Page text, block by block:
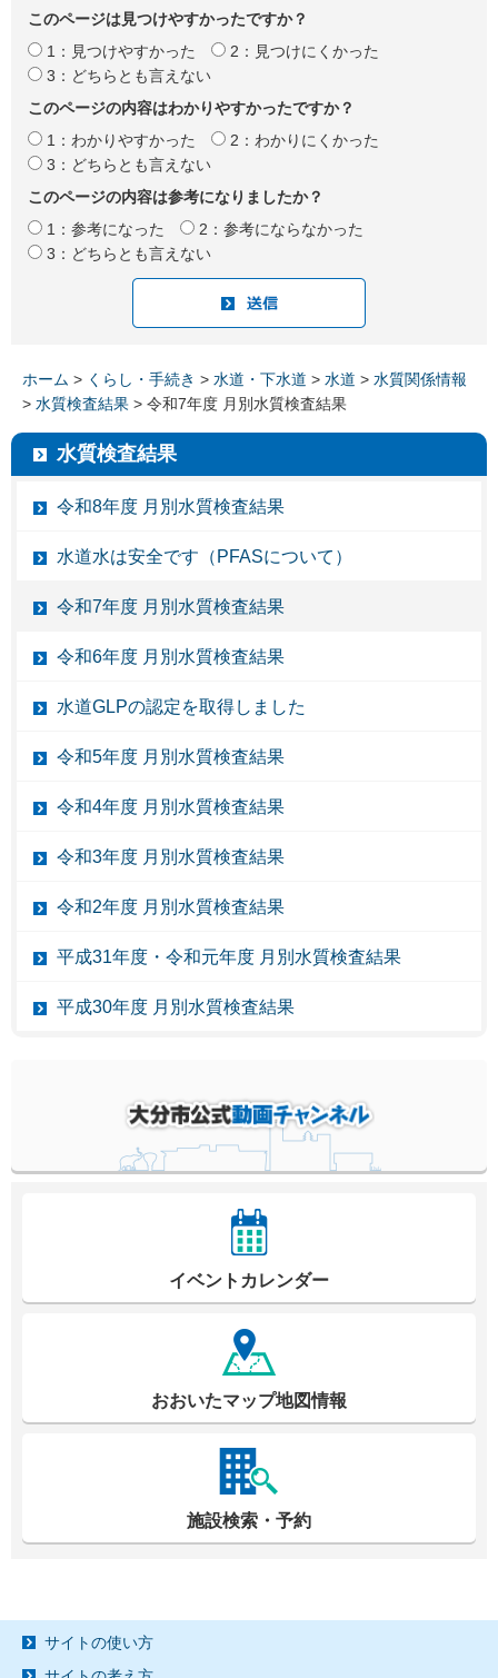
このページは見つけやすかったですか？
1：見つけやすかった
2：見つけにくかった
3：どちらとも言えない
このページの内容はわかりやすかったですか？
1：わかりやすかった
2：わかりにくかった
3：どちらとも言えない
このページの内容は参考になりましたか？
1：参考になった
2：参考にならなかった
3：どちらとも言えない
ホーム > くらし・手続き > 水道・下水道 > 水道 > 水質関係情報
> 水質検査結果 > 令和7年度 月別水質検査結果
水質検査結果
令和8年度 月別水質検査結果
水道水は安全です（PFASについて）
令和7年度 月別水質検査結果
令和6年度 月別水質検査結果
水道GLPの認定を取得しました
令和5年度 月別水質検査結果
令和4年度 月別水質検査結果
令和3年度 月別水質検査結果
令和2年度 月別水質検査結果
平成31年度・令和元年度 月別水質検査結果
平成30年度 月別水質検査結果
イベントカレンダー
おおいたマップ地図情報
施設検索・予約
サイトの使い方